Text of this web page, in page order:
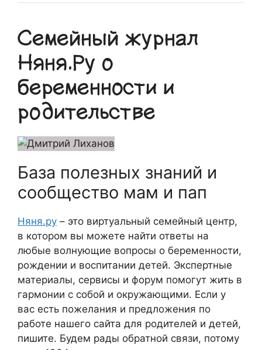
Семейный журнал
Няня.Ру о
беременности и
родительстве
База полезных знаний и
сообщество мам и пап
Няня.ру – это виртуальный семейный центр,
в котором вы можете найти ответы на
любые волнующие вопросы о беременности,
рождении и воспитании детей. Экспертные
материалы, сервисы и форум помогут жить в
гармонии с собой и окружающими. Если у
вас есть пожелания и предложения по
работе нашего сайта для родителей и детей,
пишите. Будем рады обратной связи, потому